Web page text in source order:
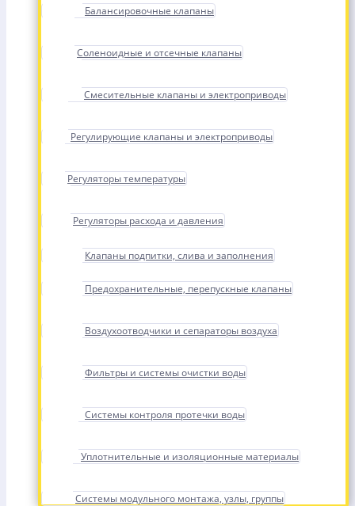
Балансировочные клапаны
Соленоидные и отсечные клапаны
Смесительные клапаны и электроприводы
Регулирующие клапаны и электроприводы
Регуляторы температуры
Регуляторы расхода и давления
Клапаны подпитки, слива и заполнения
Предохранительные, перепускные клапаны
Воздухоотводчики и сепараторы воздуха
Фильтры и системы очистки воды
Системы контроля протечки воды
Уплотнительные и изоляционные материалы
Системы модульного монтажа, узлы, группы